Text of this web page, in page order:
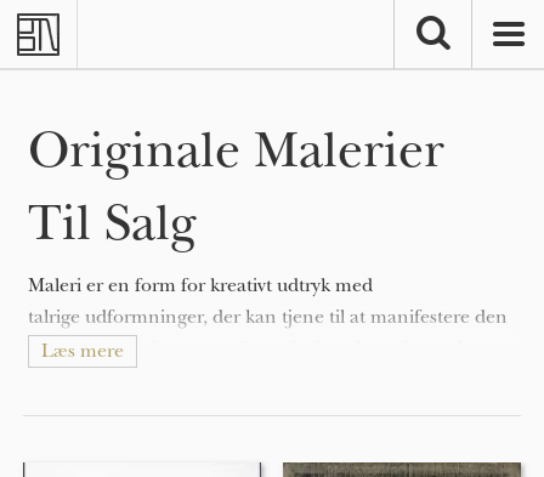
Skip to main content
Originale Malerier
Til Salg
Maleri er en form for kreativt udtryk med
talrige udformninger, der kan tjene til at manifestere den
ekspressive og konceptuelle tanke hos den udøvende.
Malerier kan være naturalistiske og repræsentative (som i
Læs mere